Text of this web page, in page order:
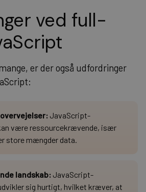
ved full-
er der også udfordringer
JavaScript-
være ressourcekrævende, især
store mængder data.
landskab: JavaScript-
sig hurtigt, hvilket kræver, at